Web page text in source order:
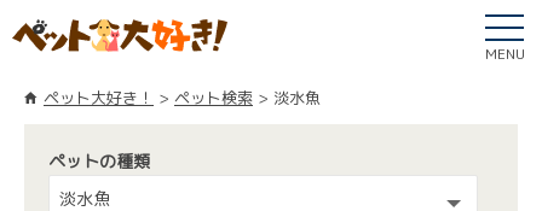
MENU
ペット大好き！ ペット検索 淡水魚
ペットの種類
淡水魚